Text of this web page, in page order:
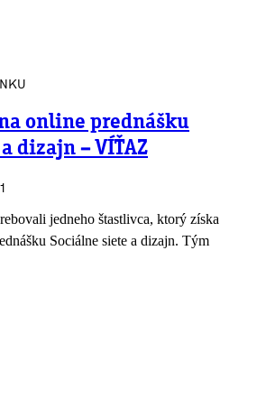
online prednášku
dizajn – VÍŤAZ
jedneho štastlivca, ktorý získa
Sociálne siete a dizajn. Tým